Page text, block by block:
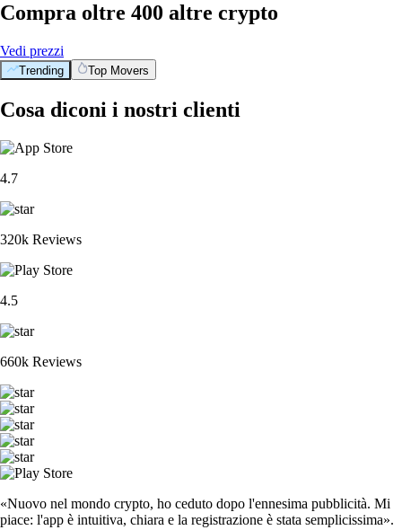
Compra oltre 400 altre crypto
Vedi prezzi
Trending Top Movers
Cosa diconi i nostri clienti
4.7
320k Reviews
4.5
660k Reviews
«Nuovo nel mondo crypto, ho ceduto dopo l'ennesima pubblicità. Mi
piace: l'app è intuitiva, chiara e la registrazione è stata semplicissima».